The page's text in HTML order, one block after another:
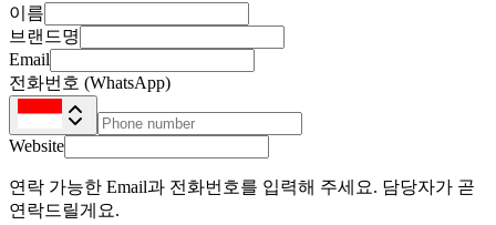
이름
브랜드명
Email
전화번호 (WhatsApp)
Website
연락 가능한 Email과 전화번호를 입력해 주세요. 담당자가 곧
연락드릴게요.